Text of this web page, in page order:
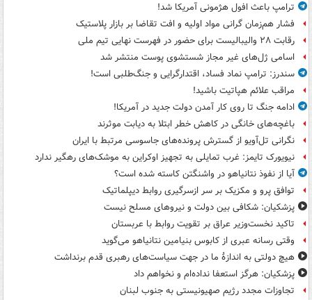
ترامپ باعث افول هژمونی آمریکا شد!
فشار هم‌زمان گرانی مواد اولیه و افت تقاضا بر بازار پلاستیک
رقابت ۲۸ والیبالیست برای حضور در فهرست نهایی تیم ملی
اسامی ژل‌های غیر مجاز شستشوی پوست منتشر شد
سندرز: ترامپ نماد فساد، اقتدارگرایی و جنگ‌طلبی است!
مراقب علائم هپاتیت باشید!
ادامه جنگ تا روی کار آمدن دولت جدید در آمریکا!
باغچه‌های خانگی در کاهش خطر ابتلا به دیابت موثرند
نگرانی تل‌آویو از گسترش پرونده‌های جاسوسی مرتبط با ایران
نیویورک تایمز: غرب تمایلی به تجهیز اوکراین به موشک‌های رهگیر ندارد
آیا از نفوذ نتانیاهو در واشنگتن کاسته شده است؟
توافق پرو و مکزیک بر سر ازسرگیری روابط دیپلماتیک
پزشکیان: شکافی بین دولت و نیروهای مسلح نیست
تاکید نخست‌وزیر عراق بر تقویت روابط با عربستان
وقتی رسانه عبری از کابوس بنیامین نتانیاهو می‌گوید
هیچ دولتی به اندازۀ ما در جهت سیاست‌های رهبری قدم برنداشت
پزشکیان: هرگز استعفا نداده‌ام و نخواهم داد
تجاوزات مجدد رژیم صهیونیستی به جنوب لبنان